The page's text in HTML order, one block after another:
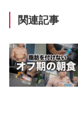
関連記事